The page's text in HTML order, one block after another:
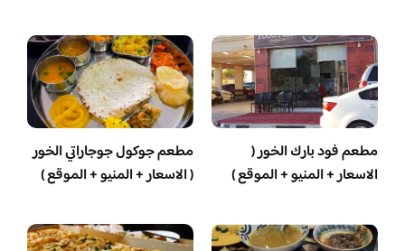
مطعم فود بارك الخور (
الاسعار + المنيو + الموقع )
مطعم جوكول جوجاراتي الخور
( الاسعار + المنيو + الموقع )